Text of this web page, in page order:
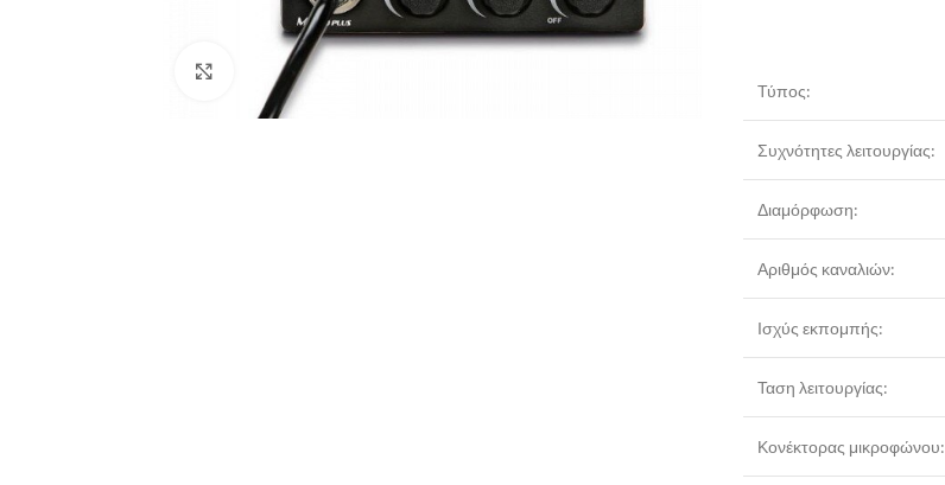
Μεγέθυνση
Τύπος:
Συχνότητες λειτουργίας:
Διαμόρφωση:
Αριθμός καναλιών:
Ισχύς εκπομπής:
Ταση λειτουργίας:
Κονέκτορας μικροφώνου: